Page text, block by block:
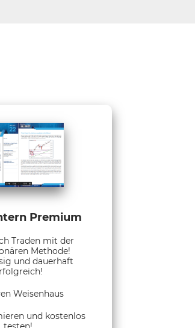
Premium
Traden mit der
Methode!
und dauerhaft
Weisenhaus
und kostenlos